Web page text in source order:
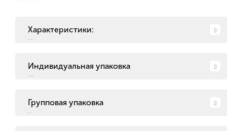
Характеристики:
Индивидуальная упаковка
Групповая упаковка